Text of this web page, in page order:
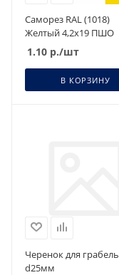
Саморез RAL (1018)
Желтый 4,2х19 ПШО
1.10 р./шт
В КОРЗИНУ
Черенок для грабель
d25мм